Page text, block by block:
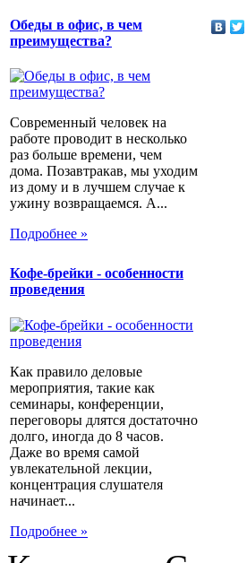
Обеды в офис, в чем
преимущества?
Современный человек на
работе проводит в несколько
раз больше времени, чем
дома. Позавтракав, мы уходим
из дому и в лучшем случае к
ужину возвращаемся. А...
Подробнее »
Кофе-брейки - особенности
проведения
Как правило деловые
мероприятия, такие как
семинары, конференции,
переговоры длятся достаточно
долго, иногда до 8 часов.
Даже во время самой
увлекательной лекции,
концентрация слушателя
начинает...
Подробнее »